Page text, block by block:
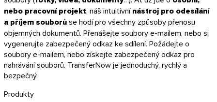
Thunderbird
TransferNow na všech vašich zařízeních
Počítač, mobil, prohlížeč i e-mail — všude a zdarma.
nebo pracovní projekt, náš intuitivnínástroj pro odesílání
a příjem souborůse hodí pro všechny způsoby přenosu
objemných dokumentů. Přenášejte soubory e-mailem, nebo si
vygenerujte zabezpečený odkaz ke sdílení. Požádejte o
soubory e-mailem, nebo získejte zabezpečený odkaz pro
nahrávání souborů. TransferNow je jednoduchý, rychlý a
bezpečný.
Produkty